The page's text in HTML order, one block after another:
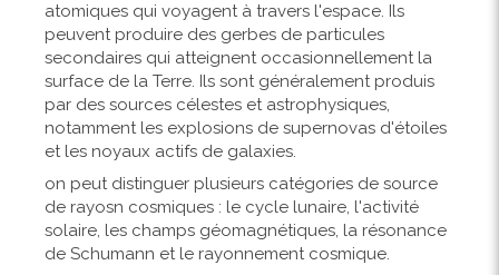
atomiques qui voyagent à travers l'espace. Ils
peuvent produire des gerbes de particules
secondaires qui atteignent occasionnellement la
surface de la Terre. Ils sont généralement produis
par des sources célestes et astrophysiques,
notamment les explosions de supernovas d'étoiles
et les noyaux actifs de galaxies.
on peut distinguer plusieurs catégories de source
de rayosn cosmiques : le cycle lunaire, l'activité
solaire, les champs géomagnétiques, la résonance
de Schumann et le rayonnement cosmique.